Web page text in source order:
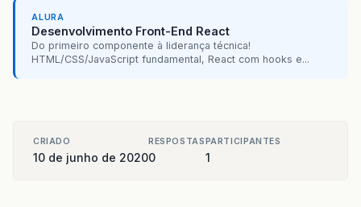
ALURA
Desenvolvimento Front-End React
Do primeiro componente à liderança técnica!
HTML/CSS/JavaScript fundamental, React com hooks e...
CRIADO
10 de junho de 2020
RESPOSTAS
0
PARTICIPANTES
1